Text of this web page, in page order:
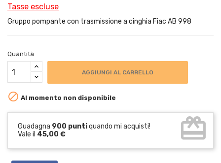
Tasse escluse
Gruppo pompante con trasmissione a cinghia Fiac AB 998
Quantità
AGGIUNGI AL CARRELLO
 Al momento non disponibile
Guadagna 900 puntiquando mi acquisti!
Vale il 45,00 € card_giftcard